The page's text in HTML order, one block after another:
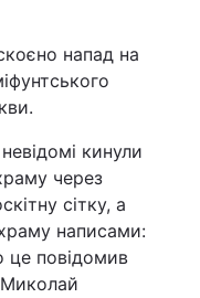
напад на
кинули
через
сітку, а
написами:
це повідомив
Миколай